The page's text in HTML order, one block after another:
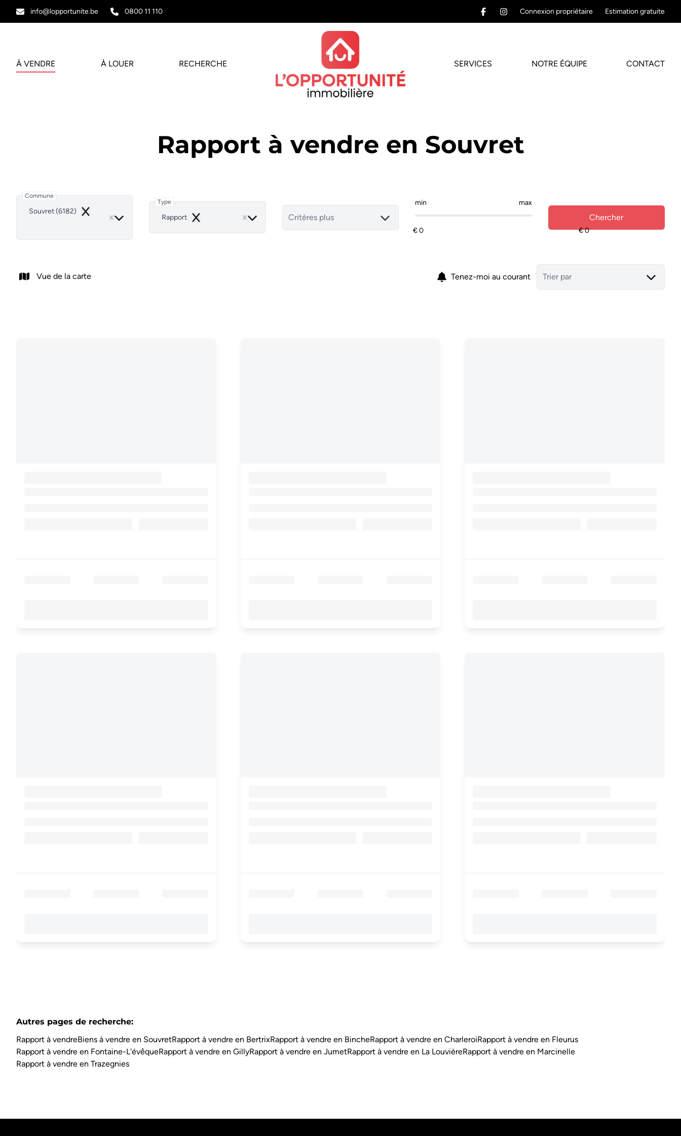
info@lopportunite.be 0800 11 110 Connexion propriétaire Estimation gratuite
À VENDRE À LOUER RECHERCHE SERVICES NOTRE ÉQUIPE CONTACT
Rapport à vendre en Souvret
Commune
Souvret (6182)
Remove
Type
Rapport
Remove Critères plus
min max
Chercher
Vue de la carte Tenez-moi au courant Trier par
Autres pages de recherche:
Rapport à vendreBiens à vendre en SouvretRapport à vendre en BertrixRapport à vendre en BincheRapport à vendre en CharleroiRapport à vendre en Fleurus
Rapport à vendre en Fontaine-L'évêqueRapport à vendre en GillyRapport à vendre en JumetRapport à vendre en La LouvièreRapport à vendre en Marcinelle
Rapport à vendre en Trazegnies